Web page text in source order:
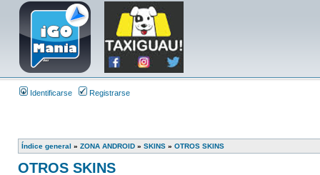
Identificarse Registrarse
Índice general » ZONA ANDROID » SKINS » OTROS SKINS
OTROS SKINS